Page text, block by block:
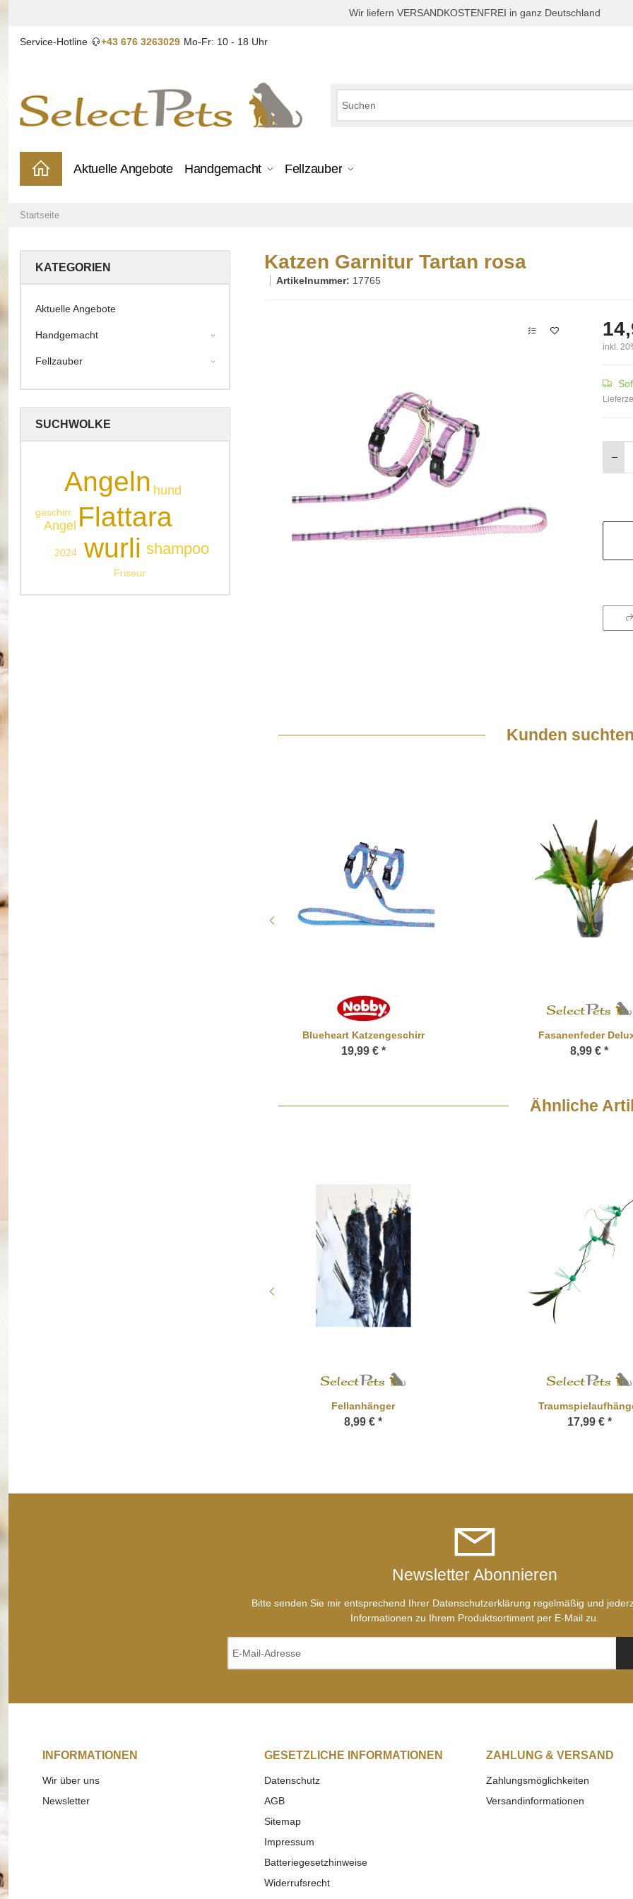
Wir liefern VERSANDKOSTENFREI in ganz Deutschland
Service-Hotline +43 676 3263029 Mo-Fr: 10 - 18 Uhr
Aktuelle Angebote Handgemacht Fellzauber
Startseite
Katzen Garnitur Tartan rosa
Artikelnummer: 17765
inkl.
Kunden
Blueheart Katzengeschirr
19,99 € *
Fasanenfeder
8,99 € *
Ähnliche
Fellanhänger
8,99 € * 17,99 € *
KATEGORIEN
Aktuelle Angebote
Handgemacht
Fellzauber
SUCHWOLKE
Flattara
Angeln
wurli shampoo
Angel
hund
geschirr
2024
Friseur
Newsletter Abonnieren
Bitte senden Sie mir entsprechend Ihrer Datenschutzerklärung regelmäßig und
Informationen zu Ihrem Produktsortiment per E-Mail zu.
INFORMATIONEN
Wir über uns
Newsletter
GESETZLICHE INFORMATIONEN
Datenschutz
AGB
Sitemap
Impressum
Batteriegesetzhinweise
Widerrufsrecht
ZAHLUNG & VERSAND
Zahlungsmöglichkeiten
Versandinformationen